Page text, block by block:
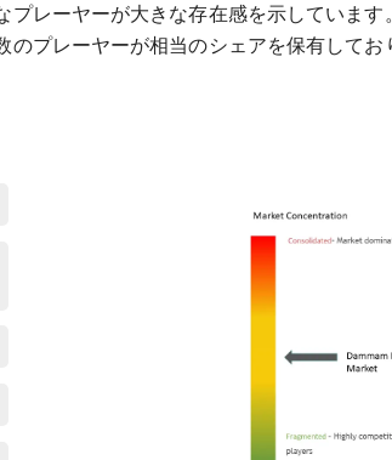
レーヤーが大きな存在感を示していま
プレーヤーが相当のシェアを保有して